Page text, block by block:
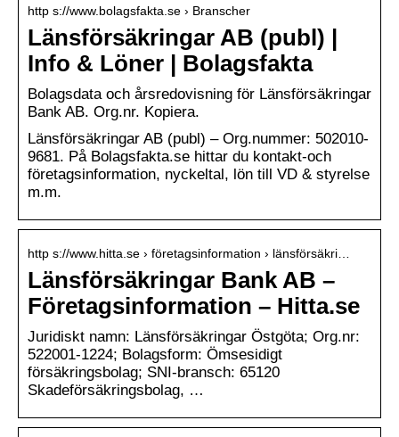
http s://www.bolagsfakta.se › Branscher
Länsförsäkringar AB (publ) |
Info & Löner | Bolagsfakta
Bolagsdata och årsredovisning för Länsförsäkringar
Bank AB. Org.nr. Kopiera.
Länsförsäkringar AB (publ) – Org.nummer: 502010-
9681. På Bolagsfakta.se hittar du kontakt-och
företagsinformation, nyckeltal, lön till VD & styrelse
m.m.
http s://www.hitta.se › företagsinformation › länsförsäkri…
Länsförsäkringar Bank AB –
Företagsinformation – Hitta.se
Juridiskt namn: Länsförsäkringar Östgöta; Org.nr:
522001-1224; Bolagsform: Ömsesidigt
försäkringsbolag; SNI-bransch: 65120
Skadeförsäkringsbolag, …